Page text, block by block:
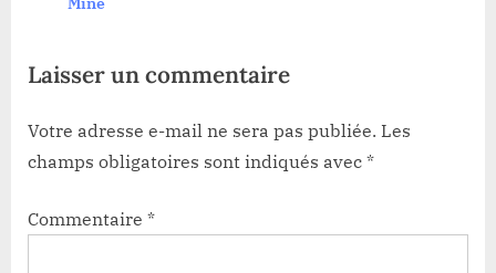
Laisser un commentaire
Votre adresse e-mail ne sera pas publiée. Les
champs obligatoires sont indiqués avec *
Commentaire *